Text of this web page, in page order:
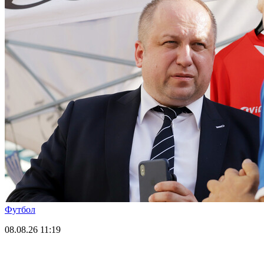
Футбол
08.08.26 11:19